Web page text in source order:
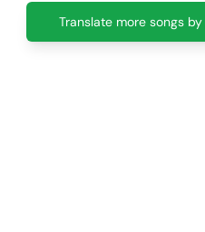
Translate more songs by